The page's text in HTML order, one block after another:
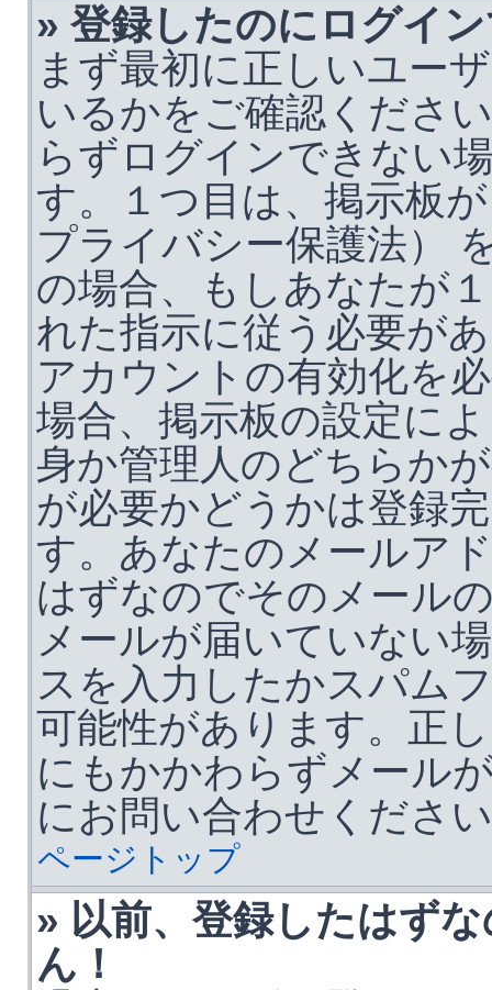
» 登録したのにログイ
まず最初に正しいユー
いるかをご確認くださ
らずログインできない
す。１つ目は、掲示板
プライバシー保護法）
の場合、もしあなたが
れた指示に従う必要が
アカウントの有効化を
場合、掲示板の設定に
身か管理人のどちらか
が必要かどうかは登録
す。あなたのメールア
はずなのでそのメール
メールが届いていない
スを入力したかスパム
可能性があります。正
にもかかわらずメール
にお問い合わせくださ
ページトップ
» 以前、登録したはず
ん！